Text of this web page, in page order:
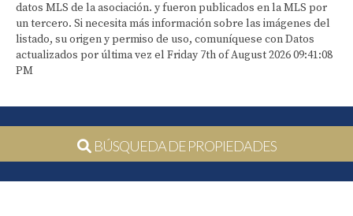
datos MLS de la asociación. y fueron publicados en la MLS por
un tercero. Si necesita más información sobre las imágenes del
listado, su origen y permiso de uso, comuníquese con Datos
actualizados por última vez el Friday 7th of August 2026 09:41:08
PM
BÚSQUEDA DE PROPIEDADES